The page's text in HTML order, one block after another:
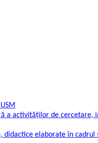
a activităților de cercetare,
elaborate în cadrul